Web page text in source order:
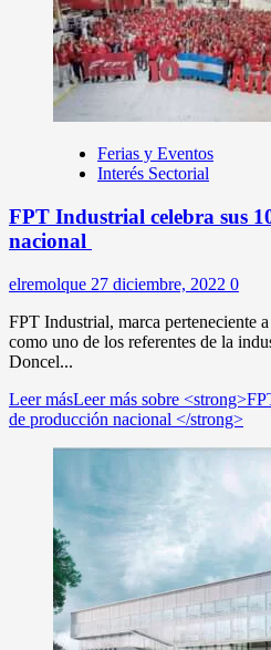
Ferias y Eventos
Interés Sectorial
FPT Industrial celebra sus
nacional
elremolque 27 diciembre, 2022 0
FPT Industrial, marca perteneciente
como uno de los referentes de la
Doncel...
Leer másLeer más sobre
de producción nacional </strong>